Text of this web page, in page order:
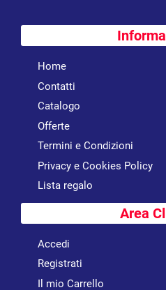
Home
Contatti
Catalogo
Offerte
Termini e Condizioni
Privacy e Cookies Policy
Lista regalo
Area
Accedi
Registrati
Il mio Carrello